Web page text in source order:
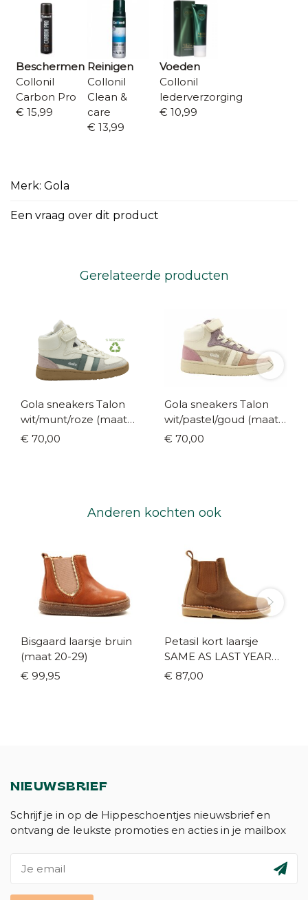
Beschermen
Collonil
Carbon Pro
€ 15,99
Reinigen
Collonil
Clean &
care
€ 13,99
Voeden
Collonil
lederverzorging
€ 10,99
Merk: Gola
Een vraag over dit product
Gerelateerde producten
Gola sneakers Talon
wit/munt/roze (maat
26-37)
€ 70,00
Gola sneakers Talon
wit/pastel/goud (maat
28-37)
€ 70,00
Anderen kochten ook
Bisgaard laarsje bruin
(maat 20-29)
€ 99,95
Petasil kort laarsje
SAME AS LAST YEAR
bruin (maat 22-38)
€ 87,00
NIEUWSBRIEF
Schrijf je in op de Hippeschoentjes nieuwsbrief en
ontvang de leukste promoties en acties in je mailbox